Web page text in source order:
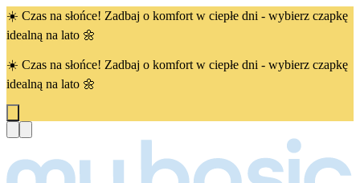
☀️ Czas na słońce! Zadbaj o komfort w ciepłe dni - wybierz czapkę
idealną na lato 🌼
☀️ Czas na słońce! Zadbaj o komfort w ciepłe dni - wybierz czapkę
idealną na lato 🌼